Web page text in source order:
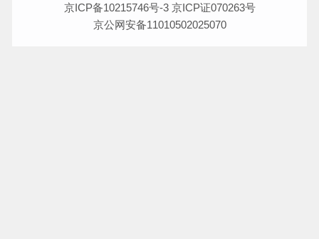
京ICP备10215746号-3 京ICP证070263号
京公网安备11010502025070